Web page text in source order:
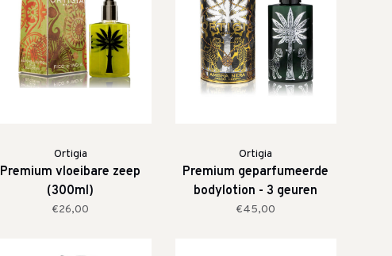
Ortigia
Premium vloeibare zeep
(300ml)
€26,00
Ortigia
Premium geparfumeerde
bodylotion - 3 geuren
€45,00